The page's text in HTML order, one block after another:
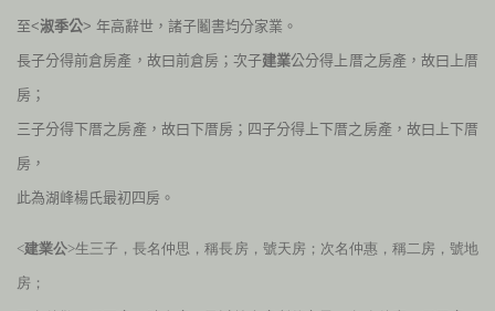
至<淑季公> 年高辭世，諸子鬮書均分家業。
長子分得前倉房產，故曰前倉房；次子建業公分得上厝之房產，故曰上厝
房；
三子分得下厝之房產，故曰下厝房；四子分得上下厝之房產，故曰上下厝
房，
此為湖峰楊氏最初四房。
<建業公>生三子，長名仲思，稱長房，號天房；次名仲惠，稱二房，號地
房；